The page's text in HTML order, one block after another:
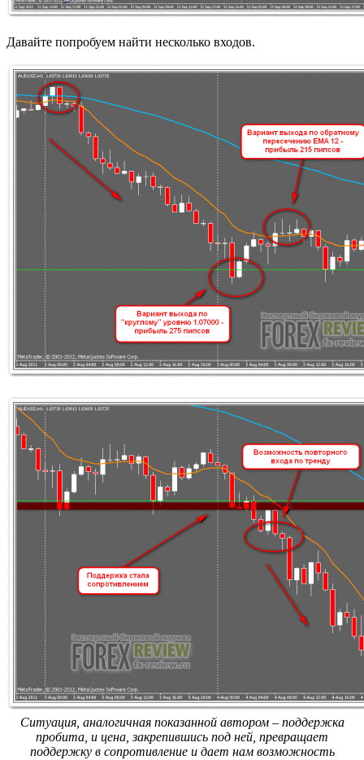
Давайте попробуем найти несколько входов.
Ситуация, аналогичная показанной автором – поддержка
пробита, и цена, закрепившись под ней, превращает
поддержку в сопротивление и дает нам возможность